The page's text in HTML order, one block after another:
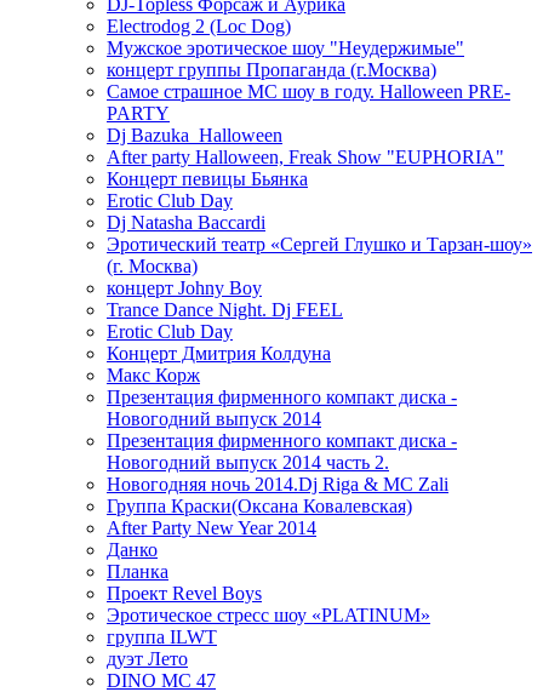
DJ-Topless Форсаж и Аурика
Electrodog 2 (Loc Dog)
Мужское эротическое шоу "Неудержимые"
концерт группы Пропаганда (г.Москва)
Самое страшное МС шоу в году. Halloween PRE-
PARTY
Dj Bazuka_Halloween
After party Halloween, Freak Show "EUPHORIA"
Концерт певицы Бьянка
Erotic Club Day
Dj Natasha Baccardi
Эротический театр «Сергей Глушко и Тарзан-шоу»
(г. Москва)
концерт Johny Boy
Trance Dance Night. Dj FEEL
Erotic Club Day
Концерт Дмитрия Колдуна
Макс Корж
Презентация фирменного компакт диска -
Новогодний выпуск 2014
Презентация фирменного компакт диска -
Новогодний выпуск 2014 часть 2.
Новогодняя ночь 2014.Dj Riga & MC Zali
Группа Краски(Оксана Ковалевская)
After Party New Year 2014
Данко
Планка
Проект Revel Boys
Эротическое стресс шоу «PLATINUM»
группа ILWT
дуэт Лето
DINO MC 47